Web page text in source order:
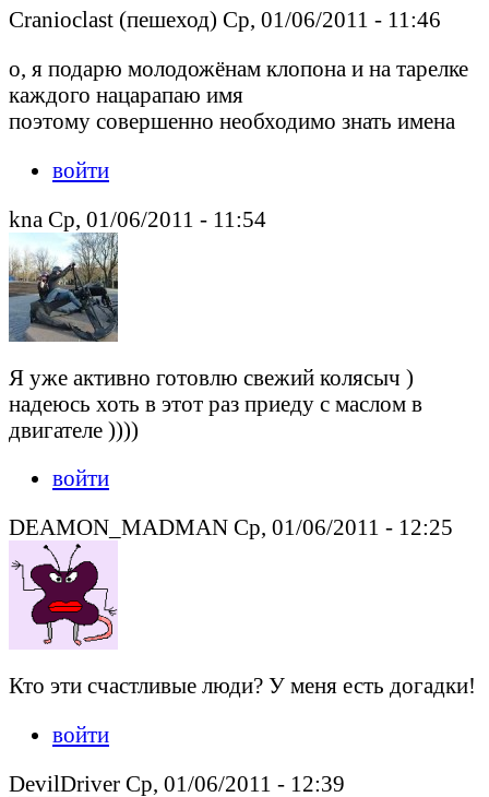
Cranioclast (пешеход) Ср, 01/06/2011 - 11:46
о, я подарю молодожёнам клопона и на тарелке
каждого нацарапаю имя
поэтому совершенно необходимо знать имена
войти
kna Ср, 01/06/2011 - 11:54
Я уже активно готовлю свежий колясыч )
надеюсь хоть в этот раз приеду с маслом в
двигателе ))))
войти
DEAMON_MADMAN Ср, 01/06/2011 - 12:25
Кто эти счастливые люди? У меня есть догадки!
войти
DevilDriver Ср, 01/06/2011 - 12:39